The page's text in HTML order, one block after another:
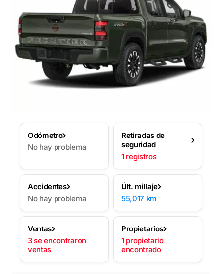
Odómetro
No hay problema
Retiradas de
seguridad
1 registros
Accidentes
No hay problema
Últ. millaje
55,017 km
Ventas
3 se encontraron
ventas
Propietarios
1 propietario
encontrado